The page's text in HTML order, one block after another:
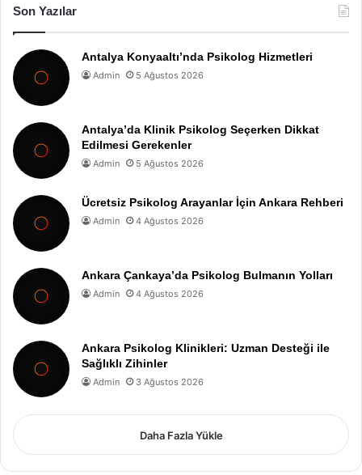
Son Yazılar
Antalya Konyaaltı’nda Psikolog Hizmetleri
Admin 5 Ağustos 2026
Antalya’da Klinik Psikolog Seçerken Dikkat
Edilmesi Gerekenler
Admin 5 Ağustos 2026
Ücretsiz Psikolog Arayanlar İçin Ankara Rehberi
Admin 4 Ağustos 2026
Ankara Çankaya’da Psikolog Bulmanın Yolları
Admin 4 Ağustos 2026
Ankara Psikolog Klinikleri: Uzman Desteği ile
Sağlıklı Zihinler
Admin 3 Ağustos 2026
Daha Fazla Yükle